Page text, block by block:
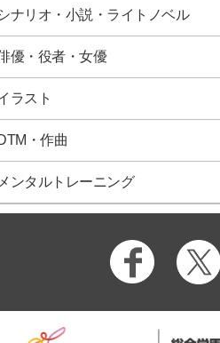
ナリオ・小説・ライトノベル
優・役者・女優
ラスト
・作曲
ンタルトレーニング